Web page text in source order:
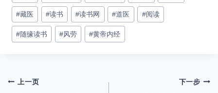
#藏医 #读书 #读书网 #道医 #阅读
#随缘读书 #风劳 #黄帝内经
文上一页 下一步